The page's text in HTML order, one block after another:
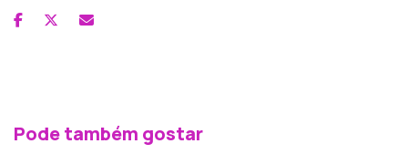
Pode também gostar